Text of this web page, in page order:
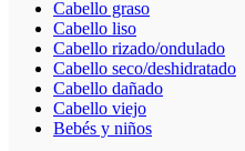
Cabello graso
Cabello liso
Cabello rizado/ondulado
Cabello seco/deshidratado
Cabello dañado
Cabello viejo
Bebés y niños